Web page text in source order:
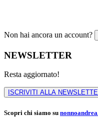
Non hai ancora un account?
NEWSLETTER
Resta aggiornato!
ISCRIVITI ALLA
Scopri chi siamo su